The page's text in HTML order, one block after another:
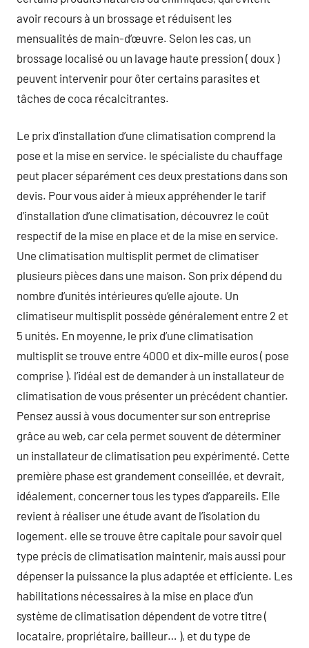
avoir recours à un brossage et réduisent les
mensualités de main-d’œuvre. Selon les cas, un
brossage localisé ou un lavage haute pression ( doux )
peuvent intervenir pour ôter certains parasites et
tâches de coca récalcitrantes.
Le prix d’installation d’une climatisation comprend la
pose et la mise en service. le spécialiste du chauffage
peut placer séparément ces deux prestations dans son
devis. Pour vous aider à mieux appréhender le tarif
d’installation d’une climatisation, découvrez le coût
respectif de la mise en place et de la mise en service.
Une climatisation multisplit permet de climatiser
plusieurs pièces dans une maison. Son prix dépend du
nombre d’unités intérieures qu’elle ajoute. Un
climatiseur multisplit possède généralement entre 2 et
5 unités. En moyenne, le prix d’une climatisation
multisplit se trouve entre 4000 et dix-mille euros ( pose
comprise ). l’idéal est de demander à un installateur de
climatisation de vous présenter un précédent chantier.
Pensez aussi à vous documenter sur son entreprise
grâce au web, car cela permet souvent de déterminer
un installateur de climatisation peu expérimenté. Cette
première phase est grandement conseillée, et devrait,
idéalement, concerner tous les types d’appareils. Elle
revient à réaliser une étude avant de l’isolation du
logement. elle se trouve être capitale pour savoir quel
type précis de climatisation maintenir, mais aussi pour
dépenser la puissance la plus adaptée et efficiente. Les
habilitations nécessaires à la mise en place d’un
système de climatisation dépendent de votre titre (
locataire, propriétaire, bailleur… ), et du type de